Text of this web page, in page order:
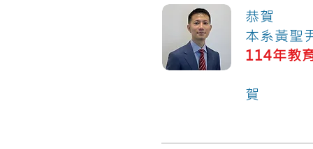
恭賀
本系黃聖
114年教
賀